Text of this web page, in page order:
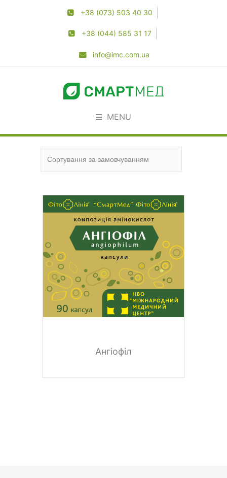
+38 (073) 503 40 30
+38 (044) 585 31 17
info@imc.com.ua
MENU
Ангіофіл